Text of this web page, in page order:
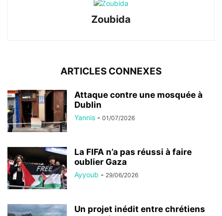
Zoubida
ARTICLES CONNEXES
Attaque contre une mosquée à
Dublin
Yannis - 01/07/2026
La FIFA n’a pas réussi à faire
oublier Gaza
Ayyoub - 29/06/2026
Un projet inédit entre chrétiens